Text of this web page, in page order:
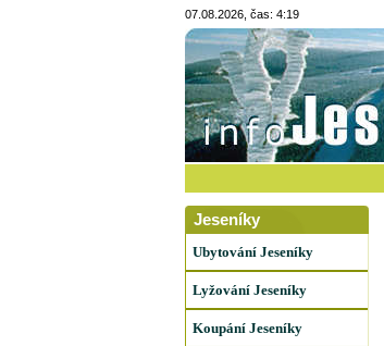
07.08.2026, čas: 4:19
Jeseníky
Ubytování Jeseníky
Lyžování Jeseníky
Koupání Jeseníky